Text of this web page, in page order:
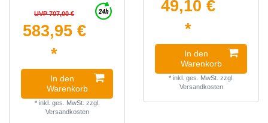
UVP 707,00 €
583,95 €
*
In den
Warenkorb
* inkl. ges. MwSt. zzgl.
Versandkosten
49,10 €
*
In den
Warenkorb
* inkl. ges. MwSt. zzgl.
Versandkosten